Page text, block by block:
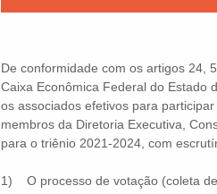
De conformidade com os artigos 24,
Caixa Econômica Federal do Estado
os associados efetivos para
membros da Diretoria Executiva,
para o triênio 2021-2024, com
1) O processo de votação (coleta